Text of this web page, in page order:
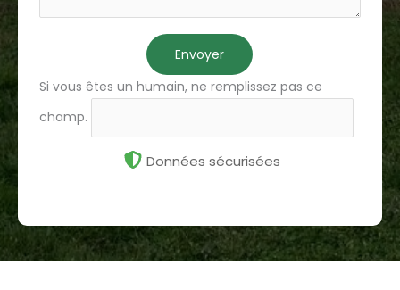
Envoyer
Si vous êtes un humain, ne remplissez pas ce
champ.
Données sécurisées